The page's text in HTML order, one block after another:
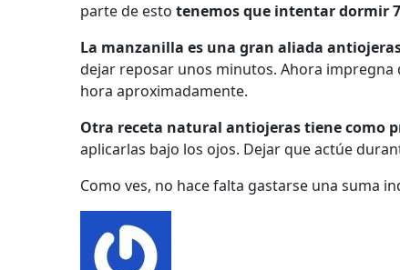
parte de esto tenemos que intentar dormir
La manzanilla es una gran aliada
dejar reposar unos minutos. Ahora
hora aproximadamente.
Otra receta natural antiojeras tiene como
aplicarlas bajo los ojos. Dejar que actúe
Como ves, no hace falta gastarse una suma